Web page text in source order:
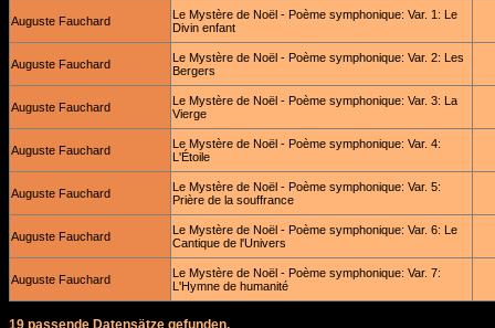
Auguste Fauchard
Le Mystère de Noël - Poème symphonique: Var. 1: Le
Divin enfant
Auguste Fauchard
Le Mystère de Noël - Poème symphonique: Var. 2: Les
Bergers
Auguste Fauchard
Le Mystère de Noël - Poème symphonique: Var. 3: La
Vierge
Auguste Fauchard
Le Mystère de Noël - Poème symphonique: Var. 4:
L'Étoile
Auguste Fauchard
Le Mystère de Noël - Poème symphonique: Var. 5:
Prière de la souffrance
Auguste Fauchard
Le Mystère de Noël - Poème symphonique: Var. 6: Le
Cantique de l'Univers
Auguste Fauchard
Le Mystère de Noël - Poème symphonique: Var. 7:
L'Hymne de humanité
19 passende Datensätze gefunden.